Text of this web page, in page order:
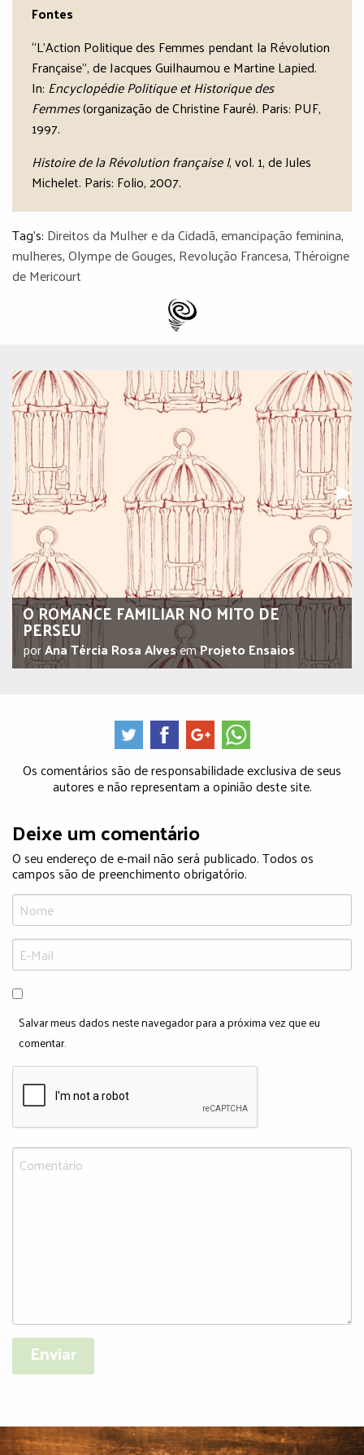
Fontes
“L’Action Politique des Femmes pendant la Révolution
Française”, de Jacques Guilhaumou e Martine Lapied.
In: Encyclopédie Politique et Historique des
Femmes(organização de Christine Fauré). Paris: PUF,
1997.
Histoire de la Révolution française I, vol. 1, de Jules
Michelet. Paris: Folio, 2007.
Tag's: Direitos da Mulher e da Cidadã,emancipação feminina,
mulheres,Olympe de Gouges, Revolução Francesa,Théroigne
de Mericourt
▶︎
O ROMANCE FAMILIAR NO MITO DE
PERSEU
porAna Tércia Rosa AlvesemProjeto Ensaios
Os comentários são de responsabilidade exclusiva de seus
autores e não representam a opinião deste site.
Deixe um comentário
O seu endereço de e-mail não será publicado. Todos os
campos são de preenchimento obrigatório.
Salvar meus dados neste navegador para a próxima vez que eu
comentar.